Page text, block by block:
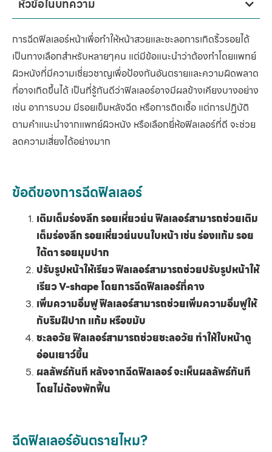
หัวข้อในบทความ
การฉีดฟิลเลอร์หน้าเพื่อทำให้หน้าสวยและชะลอการเกิดริ้วรอยได้
เป็นทางเลือกสำหรับหลายๆคน แต่มีข้อแนะนำว่าต้องทำโดยแพทย์
ผิวหนังที่มีความเชี่ยวชาญเพื่อป้องกันอันตรายและความผิดพลาด
ที่อาจเกิดขึ้นได้ เป็นที่รู้กันดีว่าฟิลเลอร์อาจมีผลข้างเคียงบางอย่าง
เช่น อาการบวม มีรอยเข็มหลังฉีด หรือการติดเชื้อ แต่การปฏิบัติ
ตามคำแนะนำจากแพทย์ผิวหนัง หรือเลือกยี่ห้อฟิลเลอร์ที่ดี จะช่วย
ลดความเสี่ยงได้อย่างมาก
ข้อดีของการฉีดฟิลเลอร์
เติมเต็มร่องลึก รอยเหี่ยวย่น ฟิลเลอร์สามารถช่วยเติม
เต็มร่องลึก รอยเหี่ยวย่นบนใบหน้า เช่น ร่องแก้ม รอย
ใต้ตา รอยมุมปาก
ปรับรูปหน้าให้เรียว ฟิลเลอร์สามารถช่วยปรับรูปหน้าให้
เรียว V-shape โดยการฉีดฟิลเลอร์ที่คาง
เพิ่มความอิ่มฟู ฟิลเลอร์สามารถช่วยเพิ่มความอิ่มฟูให้
กับริมฝีปาก แก้ม หรือขมับ
ชะลอวัย ฟิลเลอร์สามารถช่วยชะลอวัย ทำให้ใบหน้าดู
อ่อนเยาว์ขึ้น
ผลลัพธ์ทันที หลังจากฉีดฟิลเลอร์ จะเห็นผลลัพธ์ทันที
โดยไม่ต้องพักฟื้น
ฉีดฟิลเลอร์อันตรายไหม?